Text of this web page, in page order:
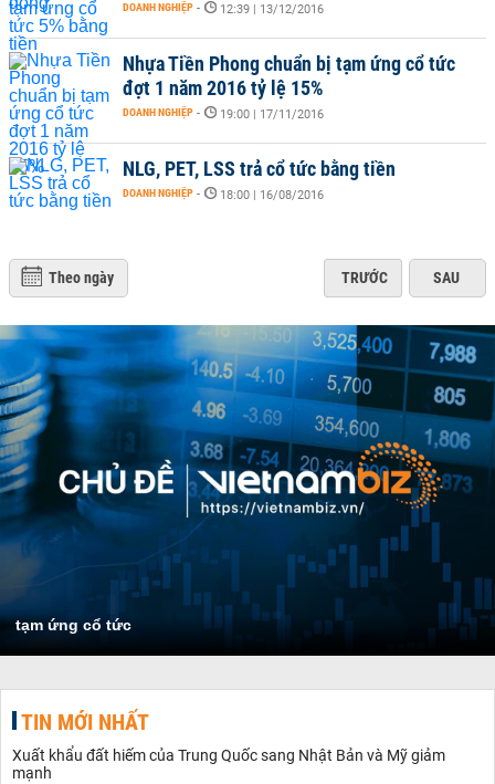
DOANH NGHIỆP - 12:39 | 13/12/2016
Nhựa Tiền Phong chuẩn bị tạm ứng cổ tức
đợt 1 năm 2016 tỷ lệ 15%
DOANH NGHIỆP - 19:00 | 17/11/2016
NLG, PET, LSS trả cổ tức bằng tiền
DOANH NGHIỆP - 18:00 | 16/08/2016
Theo ngày TRƯỚC SAU
tạm ứng cổ tức
TIN MỚI NHẤT
Xuất khẩu đất hiếm của Trung Quốc sang Nhật Bản và Mỹ giảm
mạnh